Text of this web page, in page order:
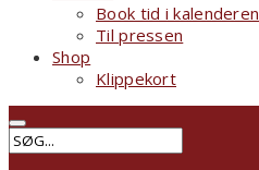
Book tid i kalenderen
Til pressen
Shop
Klippekort